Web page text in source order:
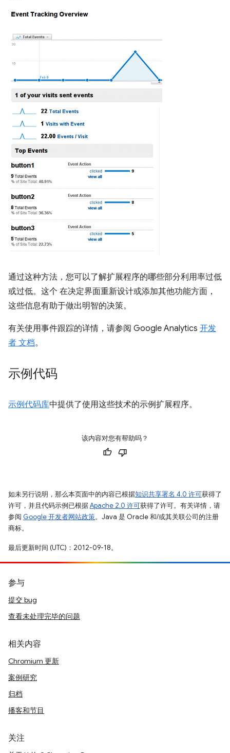
通过这种方法，您可以了解扩展程序的哪些部分利用率过低
或过低。这个 在决定界面重新设计或添加其他功能方面，
这些信息有助于做出明智的决策。
有关使用事件跟踪的详情，请参阅 Google Analytics 开发
者 文档。
示例代码
示例代码库中提供了使用这些技术的示例扩展程序。
该内容对您有帮助吗？
如未另行说明，那么本页面中的内容已根据知识共享署名 4.0 许可获得了
许可，并且代码示例已根据Apache 2.0 许可获得了许可。有关详情，请
参阅 Google 开发者网站政策。Java 是 Oracle 和/或其关联公司的注册
商标。
最后更新时间 (UTC)：2012-09-18。
参与
提交 bug
查看未处理完毕的问题
相关内容
Chromium 更新
案例研究
归档
播客和节目
关注